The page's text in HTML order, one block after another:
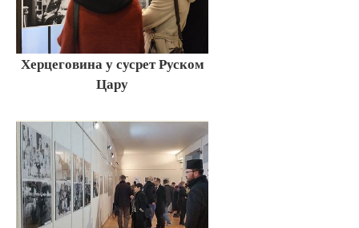
Херцеговина у сусрет Руском
Цару